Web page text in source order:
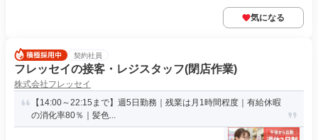
気になる
契約社員
フレッセイの接客・レジスタッフ(閉店作業)
株式会社フレッセイ
【14:00～22:15まで】週5日勤務｜残業は月1時間程度｜有給休暇
の消化率80％｜髪色...